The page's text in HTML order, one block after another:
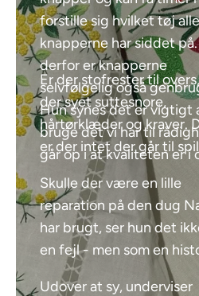
forstille sig hvilket tøj alle
knapperne har siddet på.
derfor er knapperne
selvfølgelig også
Hun synes det er vigtigt
bruge det vi har til
går op i at kvaliteten er i
Er der stofrester til
der syet suttesnore,
hårtørklæder og kraver.
er der intet der går til
Skulle der være en lille
reparation på den dug
har brugt, ser hun det
en fejl - men som en
Udover at sy, underviser